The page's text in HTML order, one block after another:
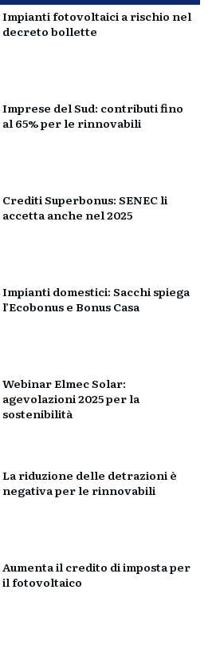
Impianti fotovoltaici a rischio nel
decreto bollette
Imprese del Sud: contributi fino
al 65% per le rinnovabili
Crediti Superbonus: SENEC li
accetta anche nel 2025
Impianti domestici: Sacchi spiega
l’Ecobonus e Bonus Casa
Webinar Elmec Solar:
agevolazioni 2025 per la
sostenibilità
La riduzione delle detrazioni è
negativa per le rinnovabili
Aumenta il credito di imposta per
il fotovoltaico